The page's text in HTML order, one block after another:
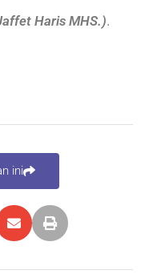
Haris MHS.).
ini